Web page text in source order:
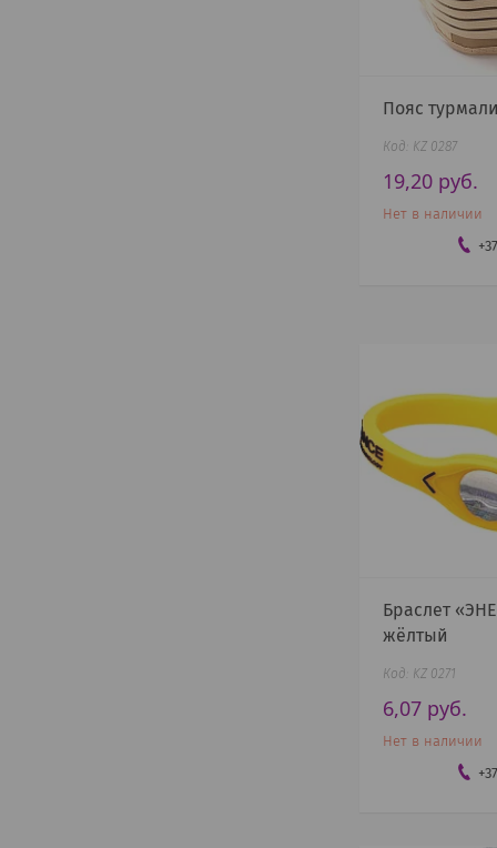
Пояс
KZ 0287
19,20 руб.
Нет в наличии
Браслет
жёлтый
KZ 0271
6,07 руб.
Нет в наличии